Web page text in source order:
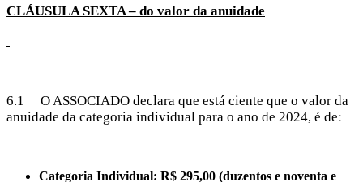
CLÁUSULA SEXTA – do valor da anuidade
6.1 O ASSOCIADO declara que está ciente que o valor da
anuidade da categoria individual para o ano de 2024, é de:
Categoria Individual: R$ 295,00 (duzentos e noventa e